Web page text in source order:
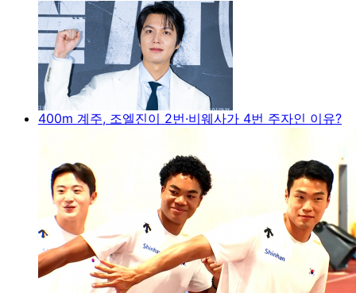
400m 계주, 조엘진이 2번·비웨사가 4번 주자인 이유?